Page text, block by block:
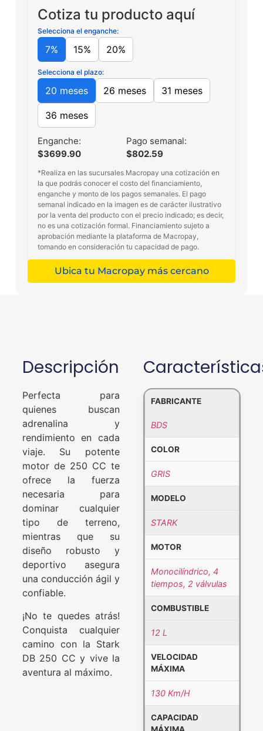
Cotiza tu producto aquí
Selecciona el enganche:
7% 15% 20%
Selecciona el plazo:
20 meses 26 meses 31 meses
36 meses
Enganche:
$3699.90
Pago semanal:
$802.59
*Realiza en las sucursales Macropay una cotización en
la que podrás conocer el costo del financiamiento,
enganche y monto de los pagos semanales. El pago
semanal indicado en la imagen es de carácter ilustrativo
por la venta del producto con el precio indicado; es decir,
no es una cotización formal. Financiamiento sujeto a
aprobación mediante la plataforma de Macropay,
tomando en consideración tu capacidad de pago.
Ubica tu Macropay más cercano
Descripción
Perfecta para
quienes buscan
adrenalina y
rendimiento en cada
viaje. Su potente
motor de 250 CC te
ofrece la fuerza
necesaria para
dominar cualquier
tipo de terreno,
mientras que su
diseño robusto y
deportivo asegura
una conducción ágil y
confiable.
¡No te quedes atrás!
Conquista cualquier
camino con la Stark
DB 250 CC y vive la
aventura al máximo.
FABRICANTE
BDS
COLOR
GRIS
MODELO
STARK
MOTOR
Monocilíndrico, 4
tiempos, 2 válvulas
COMBUSTIBLE
12 L
VELOCIDAD
MÁXIMA
130 Km/H
CAPACIDAD